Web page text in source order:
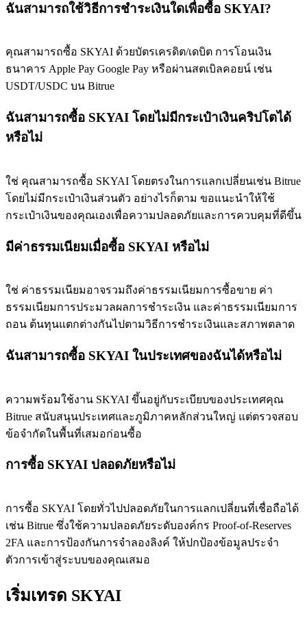
ฉันสามารถใช้วิธีการชำระเงินใดเพื่อซื้อ SKYAI?
คุณสามารถซื้อ SKYAI ด้วยบัตรเครดิต/เดบิต การโอนเงิน
ธนาคาร Apple Pay Google Pay หรือผ่านสตเบิลคอยน์ เช่น
USDT/USDC บน Bitrue
ฉันสามารถซื้อ SKYAI โดยไม่มีกระเป๋าเงินคริปโตได้
หรือไม่
ใช่ คุณสามารถซื้อ SKYAI โดยตรงในการแลกเปลี่ยนเช่น Bitrue
โดยไม่มีกระเป๋าเงินส่วนตัว อย่างไรก็ตาม ขอแนะนำให้ใช้
กระเป๋าเงินของคุณเองเพื่อความปลอดภัยและการควบคุมที่ดีขึ้น
มีค่าธรรมเนียมเมื่อซื้อ SKYAI หรือไม่
ใช่ ค่าธรรมเนียมอาจรวมถึงค่าธรรมเนียมการซื้อขาย ค่า
ธรรมเนียมการประมวลผลการชำระเงิน และค่าธรรมเนียมการ
ถอน ต้นทุนแตกต่างกันไปตามวิธีการชำระเงินและสภาพตลาด
ฉันสามารถซื้อ SKYAI ในประเทศของฉันได้หรือไม่
ความพร้อมใช้งาน SKYAI ขึ้นอยู่กับระเบียบของประเทศคุณ
Bitrue สนับสนุนประเทศและภูมิภาคหลักส่วนใหญ่ แต่ตรวจสอบ
ข้อจำกัดในพื้นที่เสมอก่อนซื้อ
การซื้อ SKYAI ปลอดภัยหรือไม่
การซื้อ SKYAI โดยทั่วไปปลอดภัยในการแลกเปลี่ยนที่เชื่อถือได้
เช่น Bitrue ซึ่งใช้ความปลอดภัยระดับองค์กร Proof-of-Reserves
2FA และการป้องกันการจำลองลิงค์ ให้ปกป้องข้อมูลประจำ
ตัวการเข้าสู่ระบบของคุณเสมอ
เริ่มเทรด SKYAI